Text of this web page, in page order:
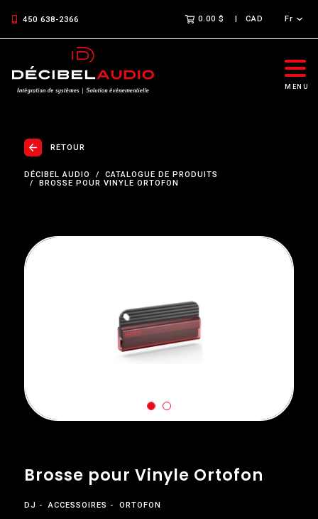
450 638-2366 0.00 $ CAD Fr
MENU
RETOUR
DÉCIBEL AUDIO
CATALOGUE DE PRODUITS
BROSSE POUR VINYLE ORTOFON
Brosse pour Vinyle Ortofon
DJ ACCESSOIRES ORTOFON